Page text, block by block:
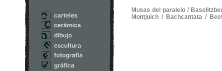
Musas del paralelo/
Montjuich/ Bachcantata/